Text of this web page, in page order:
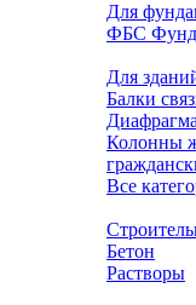
Для
ФБС
Для
Балки
Колонны
Все
Бетон
Растворы